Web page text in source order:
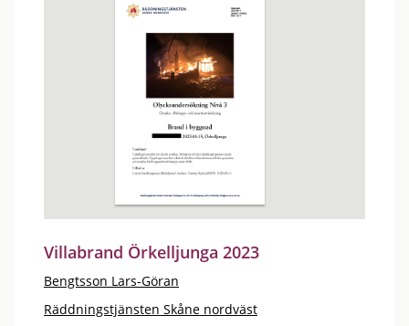
Villabrand Örkelljunga 2023
Bengtsson Lars-Göran
Räddningstjänsten Skåne nordväst